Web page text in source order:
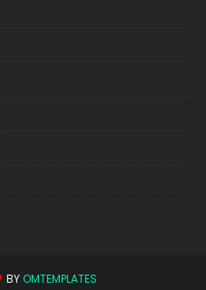
BY OMTEMPLATES